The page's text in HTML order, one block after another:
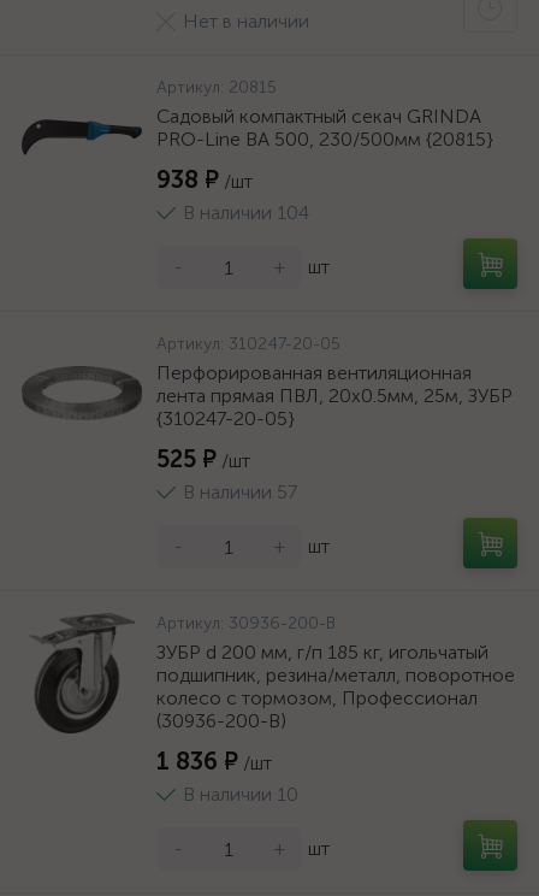
Нет в наличии
Артикул: 20815
Садовый компактный секач GRINDA
PRO-Line BA 500, 230/500мм {20815}
938 ₽ /шт
В наличии 104
- + шт
Артикул: 310247-20-05
Перфорированная вентиляционная
лента прямая ПВЛ, 20х0.5мм, 25м, ЗУБР
{310247-20-05}
525 ₽ /шт
В наличии 57
- + шт
Артикул: 30936-200-B
ЗУБР d 200 мм, г/п 185 кг, игольчатый
подшипник, резина/металл, поворотное
колесо c тормозом, Профессионал
(30936-200-B)
1 836 ₽ /шт
В наличии 10
- + шт